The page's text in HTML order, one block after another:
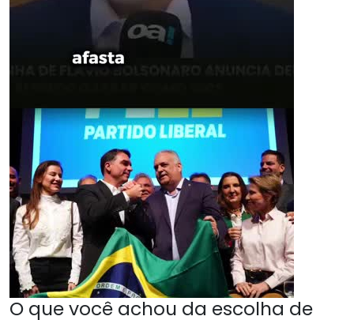
O que você achou da escolha de